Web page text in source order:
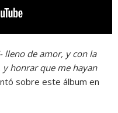
lleno de amor, y con la
honrar que me hayan
sobre este álbum en